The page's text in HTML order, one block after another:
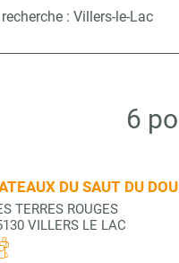
: Villers-le-Lac
6
DU SAUT DU
TERRES ROUGES
VILLERS LE LAC